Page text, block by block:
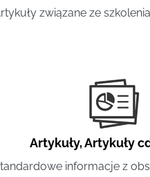
związane ze
Artykuły,Artykuły
informacje z